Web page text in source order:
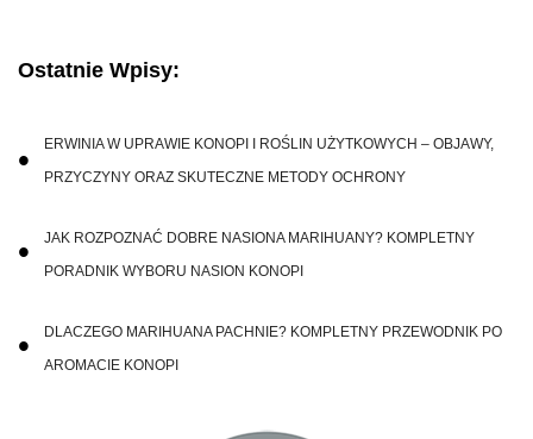
Ostatnie Wpisy:
ERWINIA W UPRAWIE KONOPI I ROŚLIN UŻYTKOWYCH – OBJAWY,
PRZYCZYNY ORAZ SKUTECZNE METODY OCHRONY
JAK ROZPOZNAĆ DOBRE NASIONA MARIHUANY? KOMPLETNY
PORADNIK WYBORU NASION KONOPI
DLACZEGO MARIHUANA PACHNIE? KOMPLETNY PRZEWODNIK PO
AROMACIE KONOPI